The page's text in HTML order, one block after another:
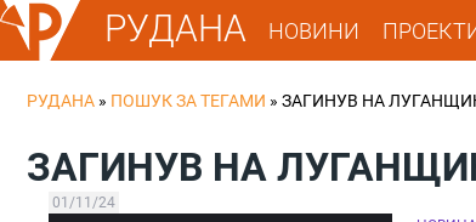
РУДАНА НОВИНИ
РУДАНА » ПОШУК ЗА ТЕГАМИ » ЗАГИНУВ НА
ЗАГИНУВ НА
01/11/24